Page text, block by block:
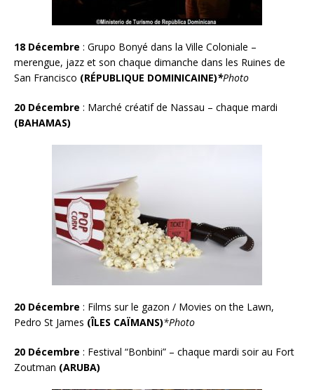
18 Décembre : Grupo Bonyé dans la Ville Coloniale –
merengue, jazz et son chaque dimanche dans les Ruines de
San Francisco (RÉPUBLIQUE DOMINICAINE)*Photo
20 Décembre : Marché créatif de Nassau – chaque mardi
(BAHAMAS)
20 Décembre : Films sur le gazon / Movies on the Lawn,
Pedro St James (ÎLES CAÏMANS)*Photo
20 Décembre : Festival “Bonbini” – chaque mardi soir au Fort
Zoutman (ARUBA)